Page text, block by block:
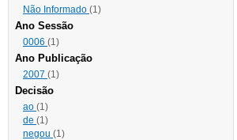
Não Informado (1)
Ano Sessão
0006 (1)
Ano Publicação
2007 (1)
Decisão
ao (1)
de (1)
negou (1)